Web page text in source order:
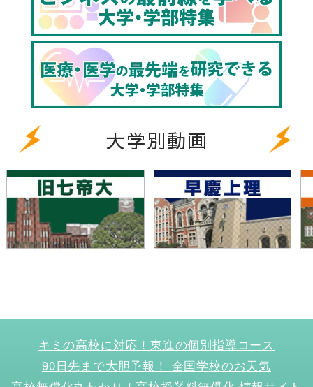
大学別動画
キミの高校に対応！東進の個別指導コース
90日先まで大胆予報！ 全国学校のお天気